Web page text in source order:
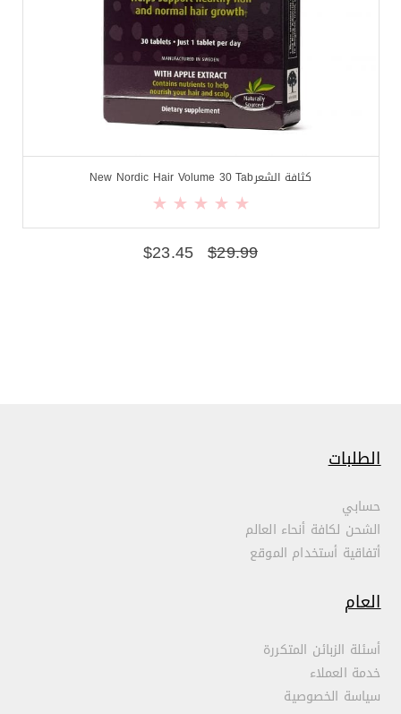
كثافة الشعرNew Nordic Hair Volume 30 Tab
$29.99
$23.45
الطلبات
حسابي
الشحن لكافة أنحاء العالم
أتفاقية أستخدام الموقع
العام
أسئلة الزبائن المتكررة
خدمة العملاء
سياسة الخصوصية